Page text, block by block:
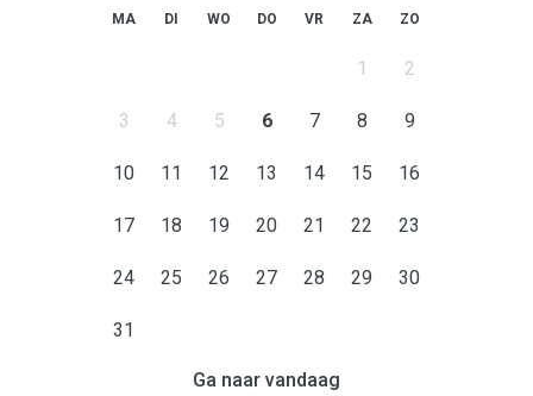
MA DI WO DO VR ZA ZO
1 2
3 4 5 6 7 8 9
10 11 12 13 14 15 16
17 18 19 20 21 22 23
24 25 26 27 28 29 30
31
Ga naar vandaag